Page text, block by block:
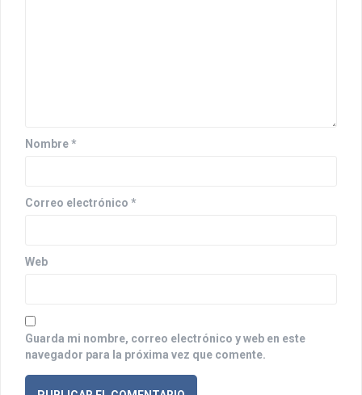
t
a
a
Nombre*
Correo electrónico *
Web
Guarda mi nombre, correo electrónico y web en este
navegador para la próxima vez que comente.